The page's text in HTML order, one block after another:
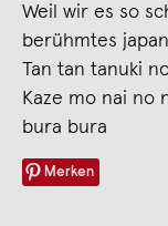
Weil wir es so
berühmtes
Tan tan tanuki
Kaze mo nai no
bura bura
Merken